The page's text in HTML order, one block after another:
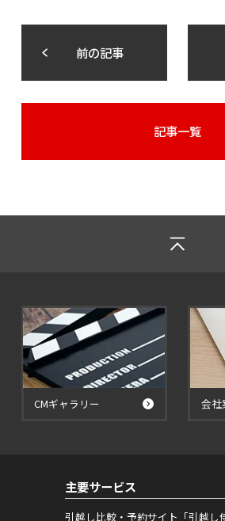
前の記事
記事一覧
CMギャラリー 会社
主要サービス
引越し比較・予約サイト「引越し